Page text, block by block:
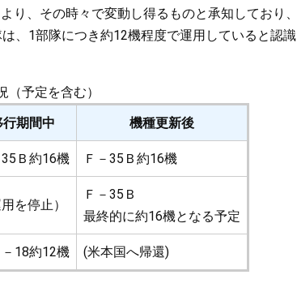
、その時々で変動し得るものと承知しており、
、1部隊につき約12機程度で運用していると認識
（予定を含む）
行期間中 機種更新後
35Ｂ約16機 Ｆ－35Ｂ約16機
用を停止）
Ｆ－35Ｂ
最終的に約16機となる予定
－18約12機 (米本国へ帰還)